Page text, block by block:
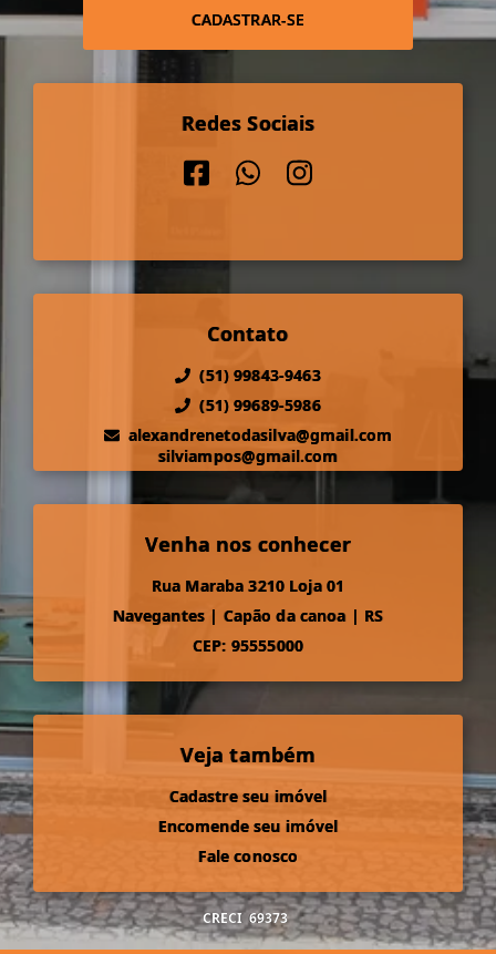
CADASTRAR-SE
Redes Sociais
Contato
(51) 99843-9463
(51) 99689-5986
alexandrenetodasilva@gmail.com
silviampos@gmail.com
Venha nos conhecer
Rua Maraba 3210 Loja 01
Navegantes | Capão da canoa | RS
CEP: 95555000
Veja também
Cadastre seu imóvel
Encomende seu imóvel
Fale conosco
CRECI 69373